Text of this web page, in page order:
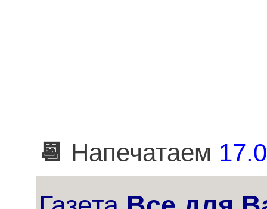
📆 Напечатаем